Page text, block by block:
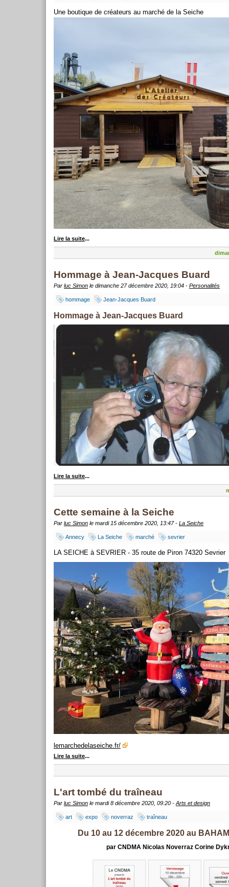
Une boutique de créateurs au marché de la Seiche
Lire la suite...
Hommage à Jean-Jacques Buard
Par luc Simon le dimanche 27 décembre 2020, 19:04 - Personalités
hommage Jean-Jacques Buard
Hommage à Jean-Jacques Buard
Lire la suite...
Cette semaine à la Seiche
Par luc Simon le mardi 15 décembre 2020, 13:47 - La Seiche
Annecy La Seiche marché sevrier
LA SEICHE à SEVRIER - 35 route de Piron 74320 Sevrier
lemarchedelaseiche.fr/
Lire la suite...
L'art tombé du traîneau
Par luc Simon le mardi 8 décembre 2020, 09:20 - Arts et design
art expo noverraz traîneau
Du 10 au 12 décembre 2020 au
par CNDMA Nicolas Noverraz Corine